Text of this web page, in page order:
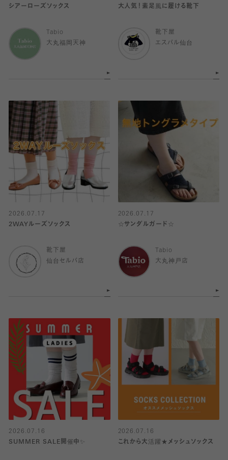
シアーローズソックス
Tabio
大丸福岡天神
大人気！素足風に履ける靴下
靴下屋
エスパル仙台
2026.07.17
2WAYルーズソックス
靴下屋
仙台セルバ店
2026.07.17
☆サンダルガード☆
Tabio
大丸神戸店
2026.07.16
SUMMER SALE開催中✨
2026.07.16
これから大活躍★メッシュソックス